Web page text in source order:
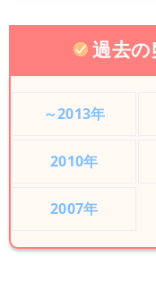
過去
～2013年
2010年
2007年